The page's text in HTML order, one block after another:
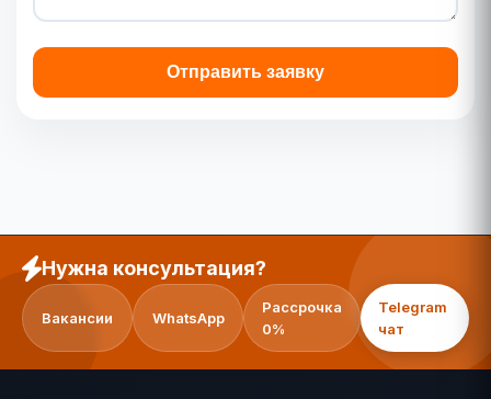
Отправить заявку
Нужна консультация?
Вакансии WhatsApp
Рассрочка
0%
Telegram
чат